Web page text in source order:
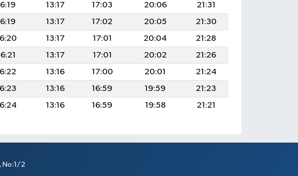
13:17 17:03 20:06
21:31
13:17 17:02 20:05
21:30
13:17 17:01 20:04
21:28
13:17 17:01 20:02
21:26
13:16 17:00 20:01
21:24
13:16 16:59 19:59
21:23
13:16 16:59 19:58 21:21
No:1/2